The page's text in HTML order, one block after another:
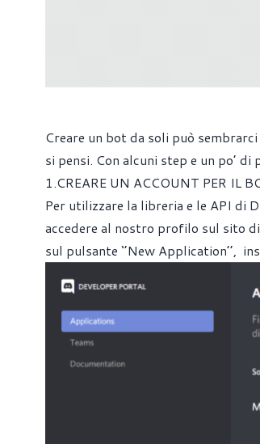
Creare un bot da soli può
si pensi. Con alcuni step e un po’
1.CREARE UN ACCOUNT PER IL
Per utilizzare la libreria e le API di
accedere al nostro profilo sul sito
sul pulsante ‘’New Application’’,